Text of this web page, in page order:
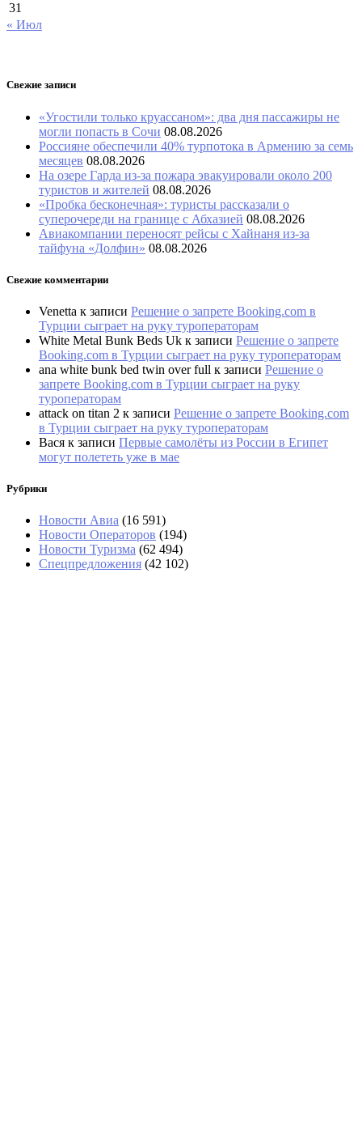
31
« Июл
Свежие записи
«Угостили только круассаном»: два дня пассажиры не
могли попасть в Сочи 08.08.2026
Россияне обеспечили 40% турпотока в Армению за семь
месяцев 08.08.2026
На озере Гарда из-за пожара эвакуировали около 200
туристов и жителей 08.08.2026
«Пробка бесконечная»: туристы рассказали о
суперочереди на границе с Абхазией 08.08.2026
Авиакомпании переносят рейсы с Хайнаня из-за
тайфуна «Долфин» 08.08.2026
Свежие комментарии
Venetta к записи Решение о запрете Booking.com в
Турции сыграет на руку туроператорам
White Metal Bunk Beds Uk к записи Решение о запрете
Booking.com в Турции сыграет на руку туроператорам
ana white bunk bed twin over full к записи Решение о
запрете Booking.com в Турции сыграет на руку
туроператорам
attack on titan 2 к записи Решение о запрете Booking.com
в Турции сыграет на руку туроператорам
Вася к записи Первые самолёты из России в Египет
могут полететь уже в мае
Рубрики
Новости Авиа (16 591)
Новости Операторов (194)
Новости Туризма (62 494)
Спецпредложения (42 102)